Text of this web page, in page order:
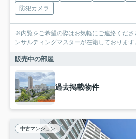
防犯カメラ
※内覧をご希望の際はお気軽にご連絡ください。 弊社には公認不
ンサルティングマスターが在籍しております
販売中の部屋
過去掲載物件
中古マンション